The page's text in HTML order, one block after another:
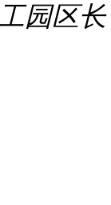
园区长